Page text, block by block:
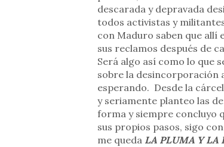
descarada y depravada
todos activistas y
con Maduro saben que allí
sus reclamos después de
Será algo así como lo que
sobre la desincorporación
esperando. Desde la
y seriamente planteo las
forma y siempre concluyo
sus propios pasos, sigo
me queda LA PLUMA Y LA